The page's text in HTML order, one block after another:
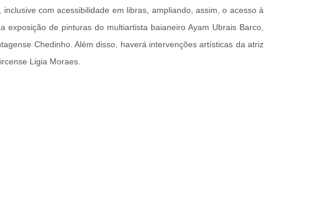
com acessibilidade em libras, ampliando, assim, o acesso à
de pinturas do multiartista baianeiro Ayam Ubrais Barco,
Chedinho. Além disso, haverá intervenções artísticas da atriz
Ligia Moraes.